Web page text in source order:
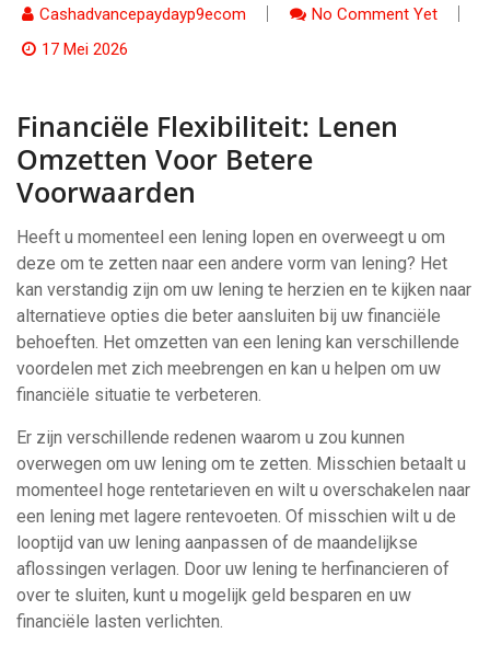
Cashadvancepaydayp9ecom
No Comment Yet
17 Mei 2026
Financiële Flexibiliteit: Lenen
Omzetten Voor Betere
Voorwaarden
Heeft u momenteel een lening lopen en overweegt u om
deze om te zetten naar een andere vorm van lening? Het
kan verstandig zijn om uw lening te herzien en te kijken naar
alternatieve opties die beter aansluiten bij uw financiële
behoeften. Het omzetten van een lening kan verschillende
voordelen met zich meebrengen en kan u helpen om uw
financiële situatie te verbeteren.
Er zijn verschillende redenen waarom u zou kunnen
overwegen om uw lening om te zetten. Misschien betaalt u
momenteel hoge rentetarieven en wilt u overschakelen naar
een lening met lagere rentevoeten. Of misschien wilt u de
looptijd van uw lening aanpassen of de maandelijkse
aflossingen verlagen. Door uw lening te herfinancieren of
over te sluiten, kunt u mogelijk geld besparen en uw
financiële lasten verlichten.